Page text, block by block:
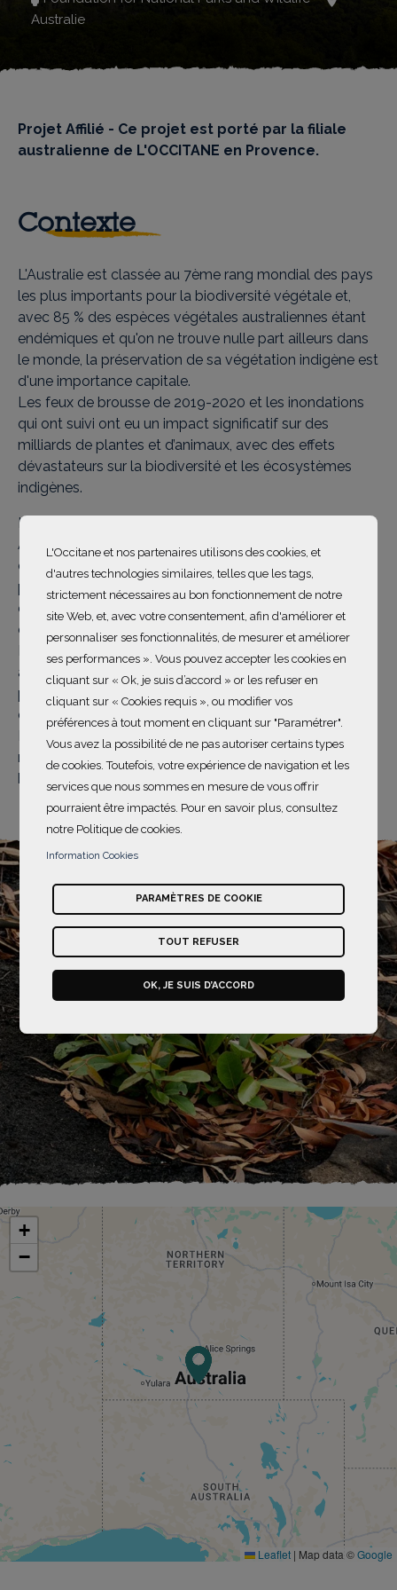
Australie
Projet Affilié - Ce projet est porté par la filiale
australienne de L'OCCITANE en Provence.
Contexte
L'Australie est classée au 7ème rang mondial des pays
les plus importants pour la biodiversité végétale et,
avec 85 % des espèces végétales australiennes étant
endémiques et qu'on ne trouve nulle part ailleurs dans
le monde, la préservation de sa végétation indigène est
d'une importance capitale.
Les feux de brousse de 2019-2020 et les inondations
qui ont suivi ont eu un impact significatif sur des
milliards de plantes et d’animaux, avec des effets
dévastateurs sur la biodiversité et les écosystèmes
indigènes.
L'île Kangourou est un "hotspot" de biodiversité en
Australie-Méridionale, abritant 45 espèces endémiques
et 18 espèces végétales menacées. L'île est un refuge
pour les espèces car elle a été isolée de nombreuses
espèces envahissantes qui affectent l'Australie
continentale.
La préservation de la biodiversité dans la région profite
à l'ensemble de la population, car le tourisme, et
principalement l'écotourisme, représente 90 % du PIB
de l'île. Sur les plus de 205 000 personnes visitant l'île
Kangourou chaque année, 51 % visitent les parcs
nationaux et 42 % effectuent des randonnées dans la
brousse.
+
−
Leaflet | Map data ©Google
L'Occitane et nos partenaires utilisons des cookies, et
d'autres technologies similaires, telles que les tags,
strictement nécessaires au bon fonctionnement de notre
site Web, et, avec votre consentement, afin d'améliorer et
personnaliser ses fonctionnalités, de mesurer et améliorer
ses performances ». Vous pouvez accepter les cookies en
cliquant sur « Ok, je suis d’accord » or les refuser en
cliquant sur « Cookies requis », ou modifier vos
préférences à tout moment en cliquant sur "Paramétrer".
Vous avez la possibilité de ne pas autoriser certains types
de cookies. Toutefois, votre expérience de navigation et les
services que nous sommes en mesure de vous offrir
pourraient être impactés. Pour en savoir plus, consultez
notre Politique de cookies.
Information Cookies
PARAMÈTRES DE COOKIE
TOUT REFUSER
OK, JE SUIS D’ACCORD